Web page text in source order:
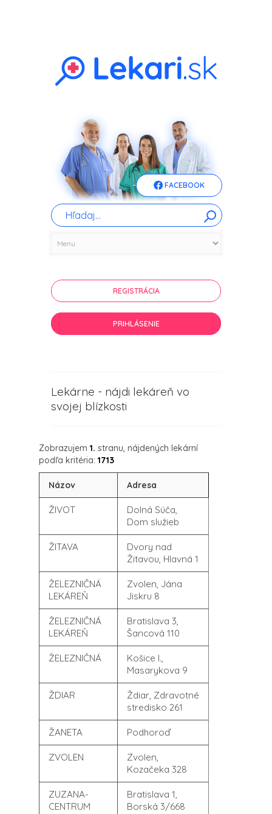
FACEBOOK
REGISTRÁCIA
PRIHLÁSENIE
Lekárne - nájdi lekáreň vo
svojej blízkosti
Zobrazujem 1. stranu, nájdených lekární
podľa kritéria: 1713
Názov Adresa
ŽIVOT
Dolná Súča,
Dom služieb
ŽITAVA
Dvory nad
Žitavou, Hlavná 1
ŽELEZNIČNÁ
LEKÁREŇ
Zvolen, Jána
Jiskru 8
ŽELEZNIČNÁ
LEKÁREŇ
Bratislava 3,
Šancová 110
ŽELEZNIČNÁ
Košice I.,
Masarykova 9
ŽDIAR
Ždiar, Zdravotné
stredisko 261
ŽANETA Podhoroď
ZVOLEN
Zvolen,
Kozačeka 328
ZUZANA-
CENTRUM
Bratislava 1,
Borská 3/668